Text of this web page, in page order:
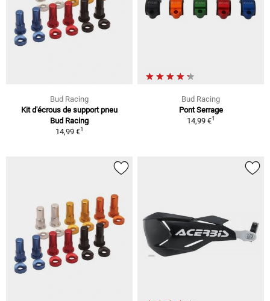
Bud Racing
Kit d'écrous de support pneu
Bud Racing
14,99 €1
Bud Racing
Pont Serrage
14,99 €1